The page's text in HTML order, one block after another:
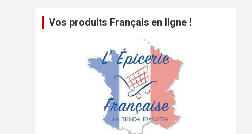
Vos produits Français en ligne !